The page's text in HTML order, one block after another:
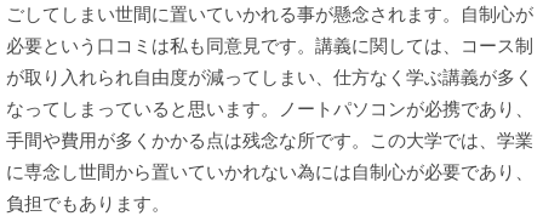
ごしてしまい世間に置いていかれる事が懸念されます。自制心が
必要という口コミは私も同意見です。講義に関しては、コース制
が取り入れられ自由度が減ってしまい、仕方なく学ぶ講義が多く
なってしまっていると思います。ノートパソコンが必携であり、
手間や費用が多くかかる点は残念な所です。この大学では、学業
に専念し世間から置いていかれない為には自制心が必要であり、
負担でもあります。